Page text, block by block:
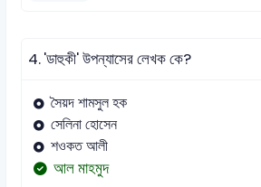
4.'ডাহুকী' উপন্যাসের লেখক কে?
সৈয়দ শামসুল হক
সেলিনা হোসেন
শওকত আলী
আল মাহমুদ